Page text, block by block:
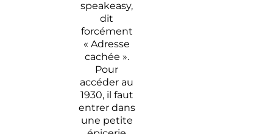
speakeasy,
dit
forcément
« Adresse
cachée ».
Pour
accéder au
1930, il faut
entrer dans
une petite